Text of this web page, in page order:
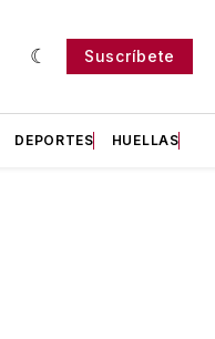
Suscríbete
DEPORTES HUELLAS